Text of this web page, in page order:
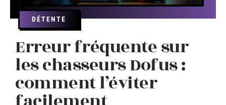
DÉTENTE
Erreur fréquente sur
les chasseurs Dofus :
comment l’éviter